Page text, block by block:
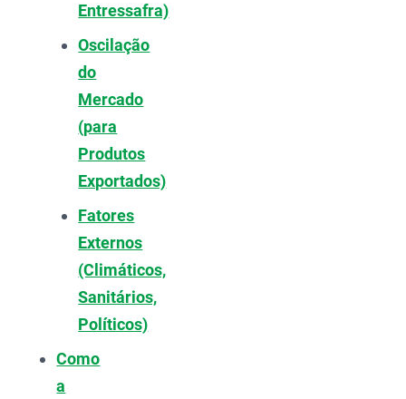
Entressafra)
Oscilação
do
Mercado
(para
Produtos
Exportados)
Fatores
Externos
(Climáticos,
Sanitários,
Políticos)
Como
a